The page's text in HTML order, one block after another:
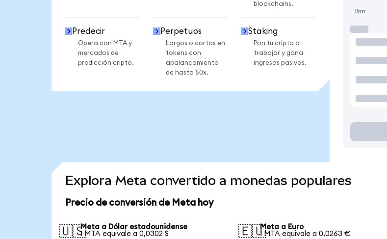
blockchains.
Predecir
Opera con MTA y
mercados de
predicción cripto.
Perpetuos
Largos o cortos en
tokens con
apalancamiento
de hasta 50x.
Staking
Pon tu cripto a
trabajar y gana
ingresos pasivos.
15m
Explora Meta convertido a monedas populares
Precio de conversión de Meta hoy
🇺🇸Meta a Dólar estadounidense
1 MTA equivale a 0,0302 $
🇪🇺Meta a Euro
1 MTA equivale a 0,0263 €